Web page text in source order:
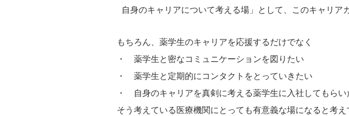
自身のキャリアについて考える場」として、このキャリア
もちろん、薬学生のキャリアを応援するだけでなく
・ 薬学生と密なコミュニケーションを図りたい
・ 薬学生と定期的にコンタクトをとっていきたい
・ 自身のキャリアを真剣に考える薬学生に入社してもらい
そう考えている医療機関にとっても有意義な場になると考え